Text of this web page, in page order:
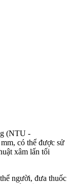
(NTU -
có thể được sử
xâ‌m lấ‌n tối
người, đưa thuốc